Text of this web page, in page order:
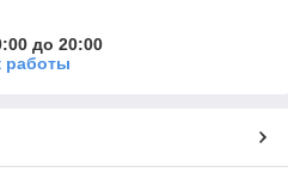
до 20:00
работы